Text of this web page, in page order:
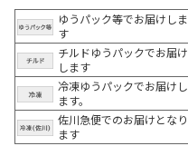
ゆうパック等でお届けしま
す
チルドゆうパックでお届け
します
冷凍ゆうパックでお届けし
ます。
佐川急便でのお届けとなり
ます